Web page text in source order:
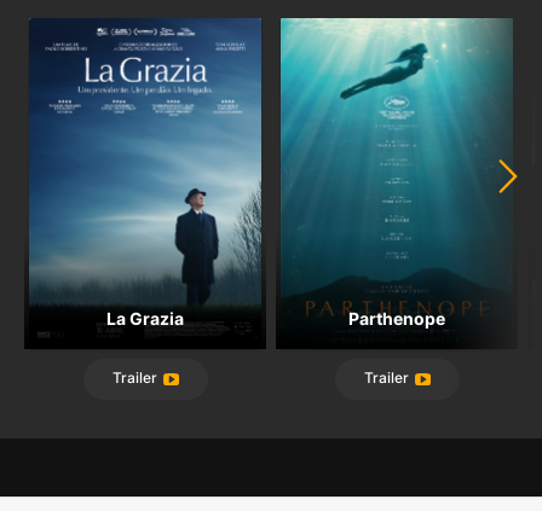
La Grazia
Trailer
Parthenope
Trailer